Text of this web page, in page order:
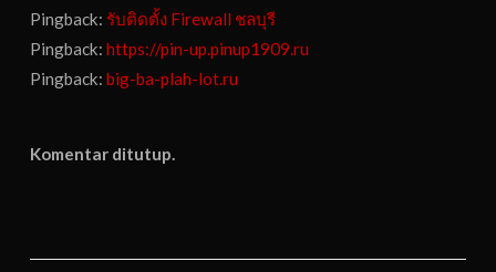
Pingback: รับติดตั้ง Firewall ชลบุรี
Pingback:https://pin-up.pinup1909.ru
Pingback:big-ba-plah-lot.ru
Komentar ditutup.